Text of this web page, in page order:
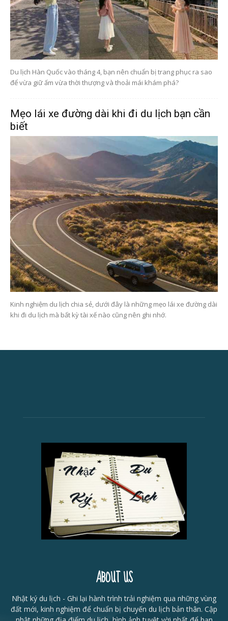
Du lịch Hàn Quốc vào tháng 4, bạn nên chuẩn bị trang phục ra sao
để vừa giữ ấm vừa thời thượng và thoải mái khám phá?
Mẹo lái xe đường dài khi đi du lịch bạn cần
biết
Kinh nghiệm du lịch chia sẻ, dưới đây là những mẹo lái xe đường dài
khi đi du lịch mà bất kỳ tài xế nào cũng nên ghi nhớ.
ABOUT US
Nhật ký du lịch - Ghi lại hành trình trải nghiệm qua những vùng
đất mới, kinh nghiệm để chuẩn bị chuyến du lịch bản thân. Cập